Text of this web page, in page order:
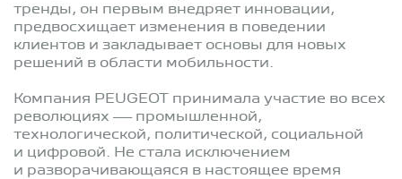
тренды, он первым внедряет инновации,
предвосхищает изменения в поведении
клиентов и закладывает основы для новых
решений в области мобильности.
Компания PEUGEOT принимала участие во всех
революциях — промышленной,
технологической, политической, социальной
и цифровой. Не стала исключением
и разворачивающаяся в настоящее время